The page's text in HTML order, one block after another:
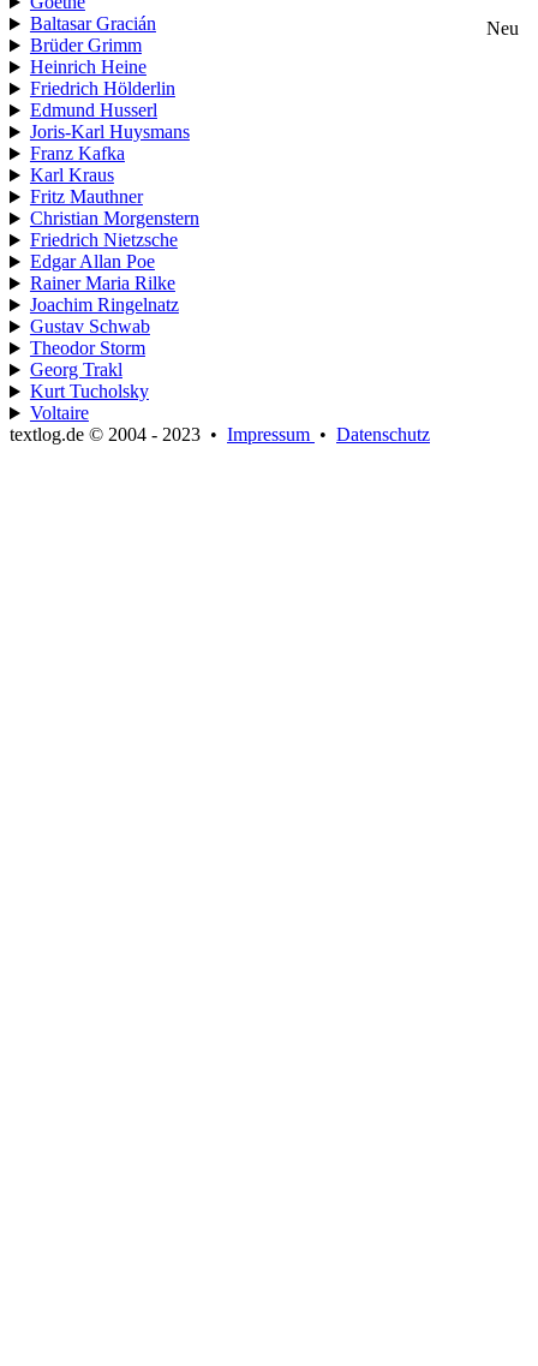
Baltasar Gracián
Neu
Brüder Grimm
Heinrich Heine
Friedrich Hölderlin
Edmund Husserl
Joris-Karl Huysmans
Franz Kafka
Karl Kraus
Fritz Mauthner
Christian Morgenstern
Friedrich Nietzsche
Edgar Allan Poe
Rainer Maria Rilke
Joachim Ringelnatz
Gustav Schwab
Theodor Storm
Georg Trakl
Kurt Tucholsky
Voltaire
textlog.de © 2004 - 2023 • Impressum • Datenschutz